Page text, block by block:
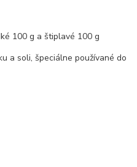
100 g a štiplavé 100 g
a soli, špeciálne používané do